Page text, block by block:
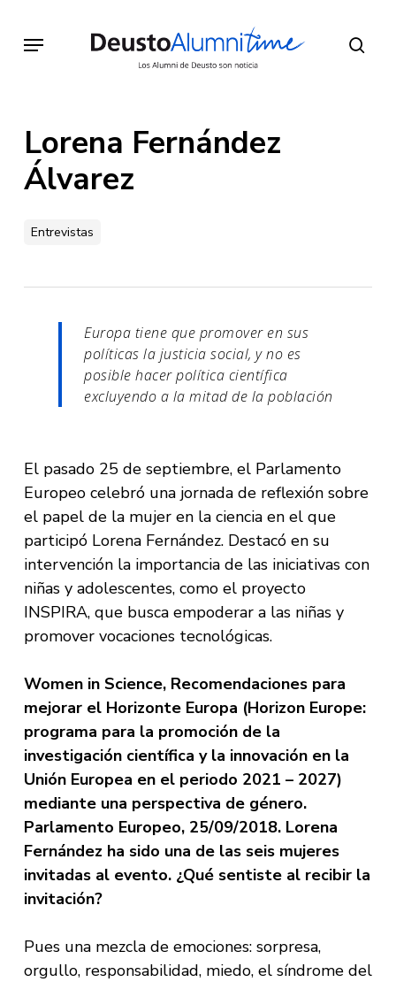
main
Menu
Lorena Fernández
Álvarez
Entrevistas
Europa tiene que promover en sus
políticas la justicia social, y no es
posible hacer política científica
excluyendo a la mitad de la población
El pasado 25 de septiembre, el Parlamento
Europeo celebró una jornada de reflexión sobre
el papel de la mujer en la ciencia en el que
participó Lorena Fernández. Destacó en su
intervención la importancia de las iniciativas con
niñas y adolescentes, como el proyecto
INSPIRA, que busca empoderar a las niñas y
promover vocaciones tecnológicas.
Women in Science, Recomendaciones para
mejorar el Horizonte Europa (Horizon Europe:
programa para la promoción de la
investigación científica y la innovación en la
Unión Europea en el periodo 2021 – 2027)
mediante una perspectiva de género.
Parlamento Europeo, 25/09/2018. Lorena
Fernández ha sido una de las seis mujeres
invitadas al evento. ¿Qué sentiste al recibir la
invitación?
Pues una mezcla de emociones: sorpresa,
orgullo, responsabilidad, miedo, el síndrome del